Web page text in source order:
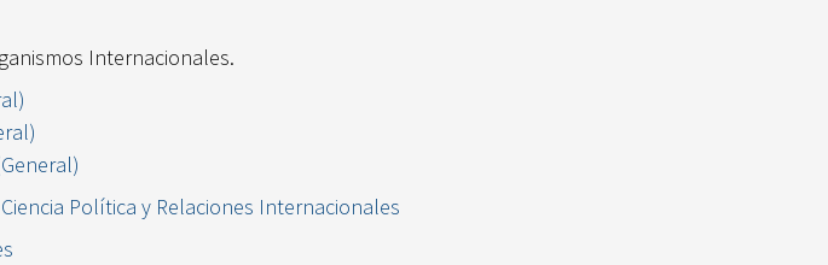
Internacionales.
Política y Relaciones Internacionales